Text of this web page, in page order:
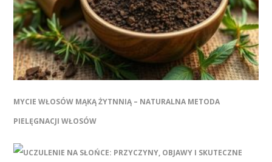
MYCIE WŁOSÓW MĄKĄ ŻYTNNIĄ – NATURALNA METODA
PIELĘGNACJI WŁOSÓW